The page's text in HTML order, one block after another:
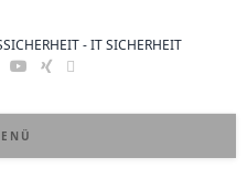
- IT SICHERHEIT